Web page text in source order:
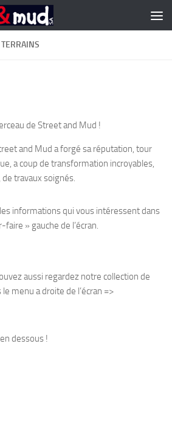
de Street and Mud !
and Mud a forgé sa réputation, tour
a coup de transformation incroyables,
travaux soignés.
informations qui vous intéressent dans
faire » gauche de l’écran.
aussi regardez notre collection de
menu a droite de l’écran =>
dessous !